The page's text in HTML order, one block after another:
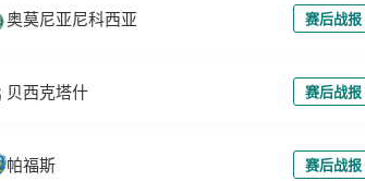
奥莫尼亚尼科西亚 赛后战报
贝西克塔什 赛后战报
帕福斯 赛后战报